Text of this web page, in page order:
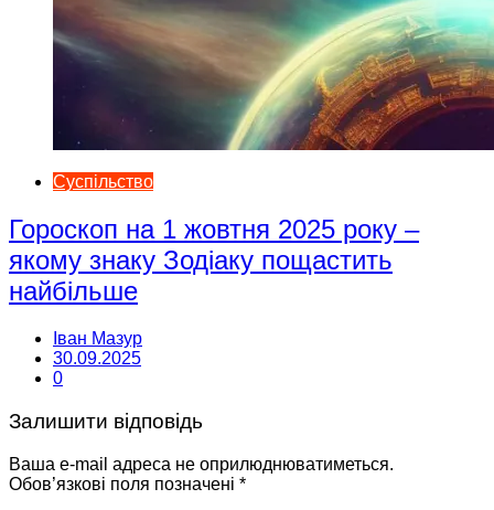
Суспільство
Гороскоп на 1 жовтня 2025 року –
якому знаку Зодіаку пощастить
найбільше
Іван Мазур
30.09.2025
0
Залишити відповідь
Ваша e-mail адреса не оприлюднюватиметься.
Обов’язкові поля позначені *